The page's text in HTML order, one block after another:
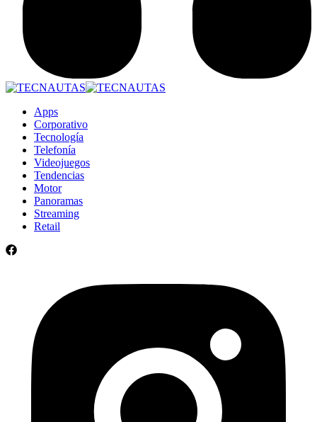
Apps
Corporativo
Tecnología
Telefonía
Videojuegos
Tendencias
Motor
Panoramas
Streaming
Retail